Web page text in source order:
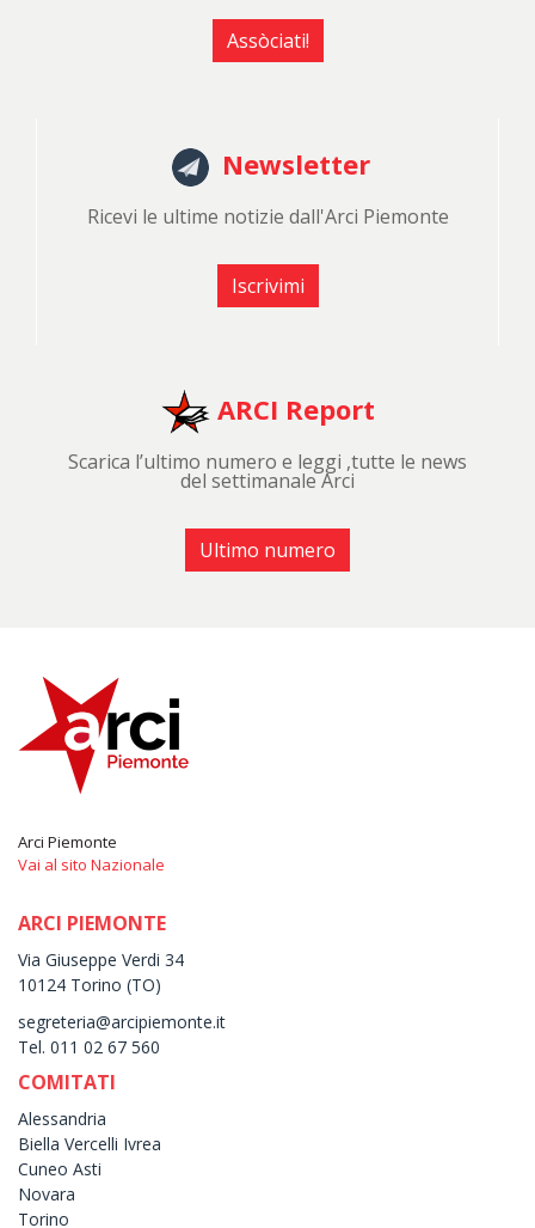
Assòciati!
Newsletter
Ricevi le ultime notizie dall'Arci Piemonte
Iscrivimi
ARCI Report
Scarica l’ultimo numero e leggi ,tutte le news
del settimanale Arci
Ultimo numero
Arci Piemonte
Vai al sito Nazionale
ARCI PIEMONTE
Via Giuseppe Verdi 34
10124 Torino (TO)
segreteria@arcipiemonte.it
Tel. 011 02 67 560
COMITATI
Alessandria
Biella Vercelli Ivrea
Cuneo Asti
Novara
Torino